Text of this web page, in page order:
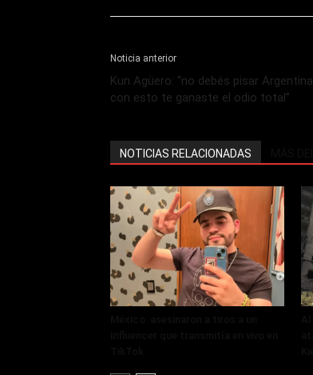
Noticia anterior
Kun Agüero: “no debés pisar
con esto te ganaste el odio total”
NOTICIAS RELACIONADAS